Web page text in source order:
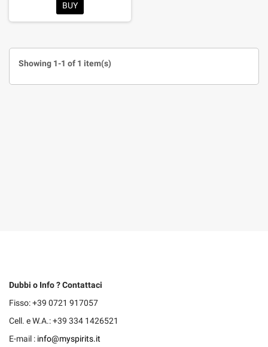
BUY
Showing 1-1 of 1 item(s)
Dubbi o Info ? Contattaci
Fisso: +39 0721 917057
Cell. e W.A.: +39 334 1426521
E-mail : info@myspirits.it